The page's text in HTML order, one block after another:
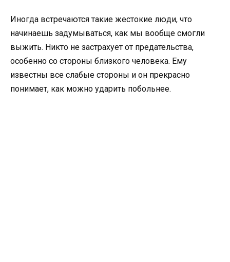
Иногда встречаются такие жестокие люди, что
начинаешь задумываться, как мы вообще смогли
выжить. Никто не застрахует от предательства,
особенно со стороны близкого человека. Ему
известны все слабые стороны и он прекрасно
понимает, как можно ударить побольнее.